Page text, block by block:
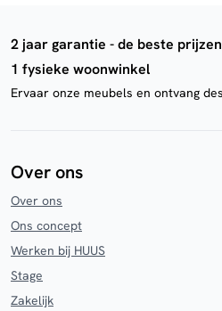
2 jaar garantie - de beste prijzen
1 fysieke woonwinkel
Ervaar onze meubels en ontvang
Over ons
Over ons
Ons concept
Werken bij HUUS
Stage
Zakelijk